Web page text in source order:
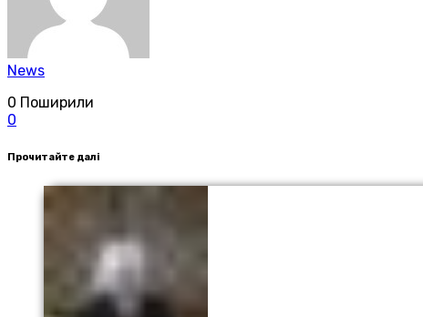
News
0 Поширили
0
Прочитайте далі